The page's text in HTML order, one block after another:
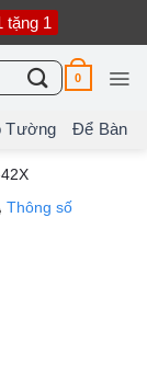
tặng 1
0
Tường Để Bàn
Thông số